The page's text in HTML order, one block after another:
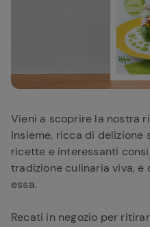
Vieni a scoprire la nostra
Insieme, ricca di delizione
ricette e interessanti
tradizione culinaria viva, e
essa.
Recati in negozio per